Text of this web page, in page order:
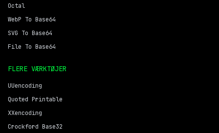
Octal
WebP To Base64
SVG To Base64
File To Base64
FLERE VÆRKTØJER
UUencoding
Quoted Printable
XXencoding
Crockford Base32